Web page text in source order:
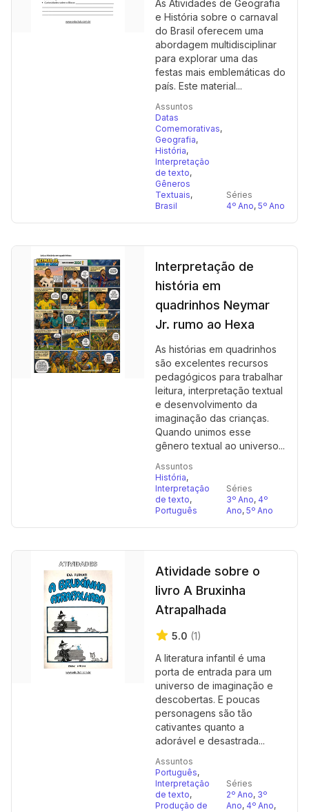
As Atividades de Geografia
e História sobre o carnaval
do Brasil oferecem uma
abordagem multidisciplinar
para explorar uma das
festas mais emblemáticas do
país. Este material...
Assuntos
Datas
Comemorativas,
Geografia,
História,
Interpretação
de texto,
Gêneros
Textuais,
Brasil
Séries
4º Ano, 5º Ano
Interpretação de
história em
quadrinhos Neymar
Jr. rumo ao Hexa
As histórias em quadrinhos
são excelentes recursos
pedagógicos para trabalhar
leitura, interpretação textual
e desenvolvimento da
imaginação das crianças.
Quando unimos esse
gênero textual ao universo...
Assuntos
História,
Interpretação
de texto,
Português
Séries
3º Ano, 4º
Ano, 5º Ano
Atividade sobre o
livro A Bruxinha
Atrapalhada
5.0 (1)
A literatura infantil é uma
porta de entrada para um
universo de imaginação e
descobertas. E poucas
personagens são tão
cativantes quanto a
adorável e desastrada...
Assuntos
Português,
Interpretação
de texto,
Produção de
Séries
2º Ano, 3º
Ano, 4º Ano,